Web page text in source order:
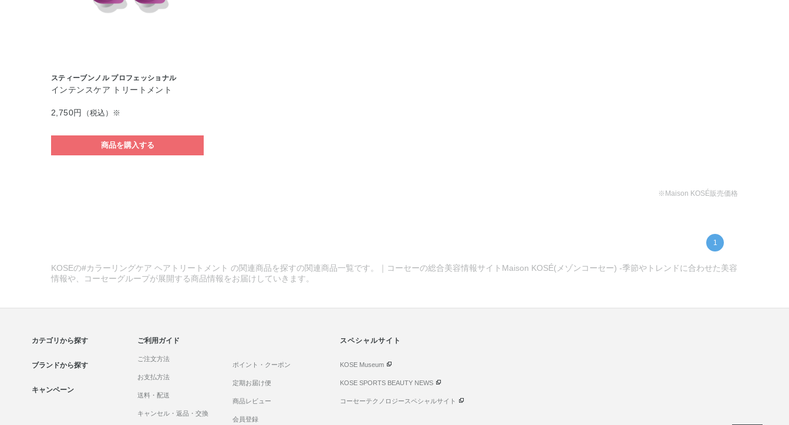
スティーブンノル プロフェッショナル
インテンスケア トリートメント
2,750円 （税込）※
商品を購入する
※Maison KOSÉ販売価格
1
KOSEの#カラーリングケア ヘアトリートメント の関連商品を探すの関連商品一覧です。｜コーセーの総合美容情報サイトMaison KOSÉ(メゾンコーセー) -季節やトレンドに合わせた美容
情報や、コーセーグループが展開する商品情報をお届けしていきます。
カテゴリから探す
ブランドから探す
キャンペーン
ご利用ガイド
ご注文方法
お支払方法
送料・配送
キャンセル・返品・交換
ポイント・クーポン
定期お届け便
商品レビュー
会員登録
スペシャルサイト
KOSE Museum
KOSE SPORTS BEAUTY NEWS
コーセーテクノロジースペシャルサイト